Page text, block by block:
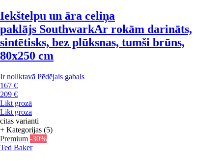
Iekštelpu un āra celiņa
paklājs SouthwarkAr rokām darināts,
sintētisks, bez plūksnas, tumši brūns,
80x250 cm
Ir noliktavā Pēdējais gabals
167 €
209 €
Likt grozā
Likt grozā
citas varianti
+ Kategorijas (5)
Premium -30%
Ted Baker